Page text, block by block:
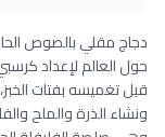
دجاج مقلي بالصوص
حول العالم لإعداد
قبل تغميسه بفتات
ونشاء الذرة والملح